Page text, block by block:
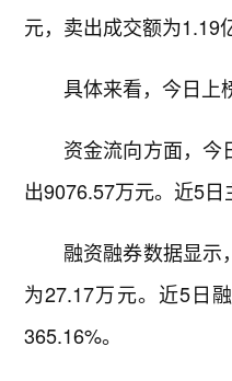
元，卖出成交额为1.19
具体来看，今日上
资金流向方面，今
出9076.57万元。近5日
融资融券数据显示
为27.17万元。近5日
365.16%。